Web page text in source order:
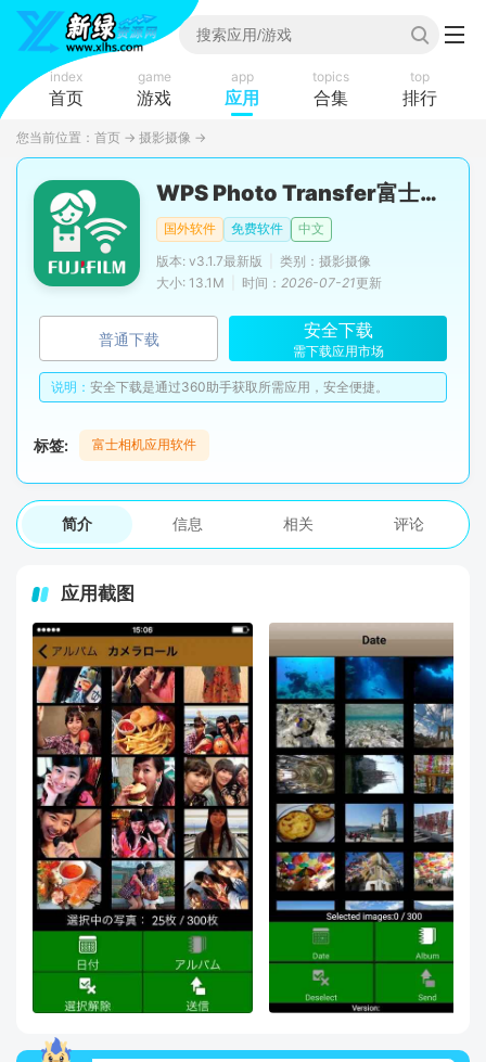
index
首页
game
游戏
app
应用
topics
合集
top
排行
您当前位置： 首页 → 摄影摄像 →
WPS Photo Transfer富士胶片WPS照片转印软件手机版
国外软件 免费软件
中文
版本: v3.1.7最新版
类别：摄影摄像
大小: 13.1M
时间： 2026-07-21更新
普通下载 安全下载
需下载应用市场
说明： 安全下载是通过360助手获取所需应用，安全便捷。
标签: 富士相机应用软件
简介 信息 相关 评论
应用截图